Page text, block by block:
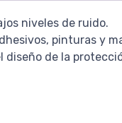
niveles de ruido.
pinturas y
de la